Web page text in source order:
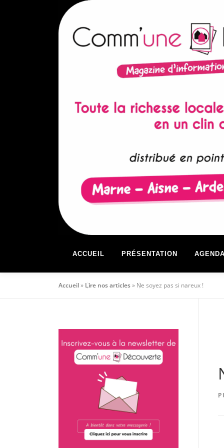
ACCUEIL PRÉSENTATION
Accueil» Lire nos articles» Ne soyez pas si nareux !